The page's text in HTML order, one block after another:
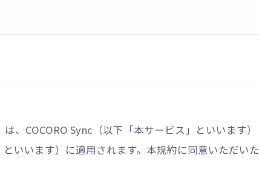
、COCORO Sync（以下「本サービス」といいます）
いいます）に適用されます。本規約に同意いただいた